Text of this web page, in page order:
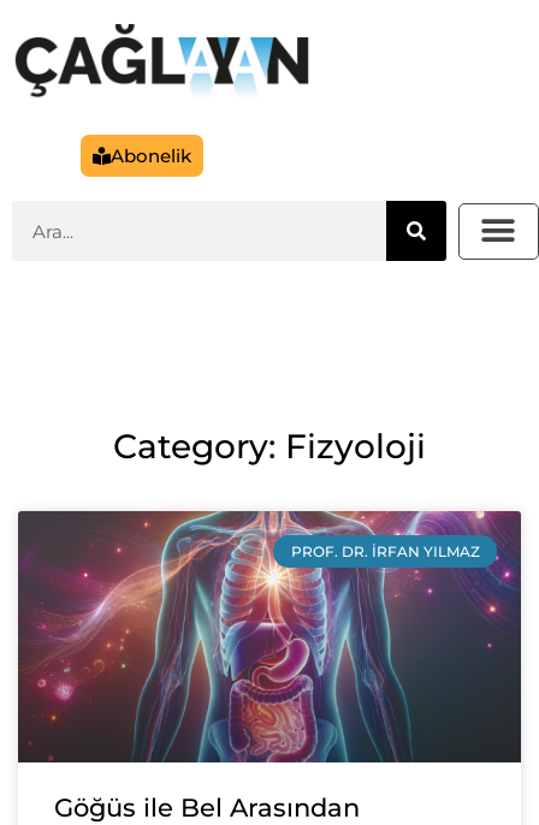
Abonelik
Category: Fizyoloji
PROF. DR. İRFAN YILMAZ
Göğüs ile Bel Arasından